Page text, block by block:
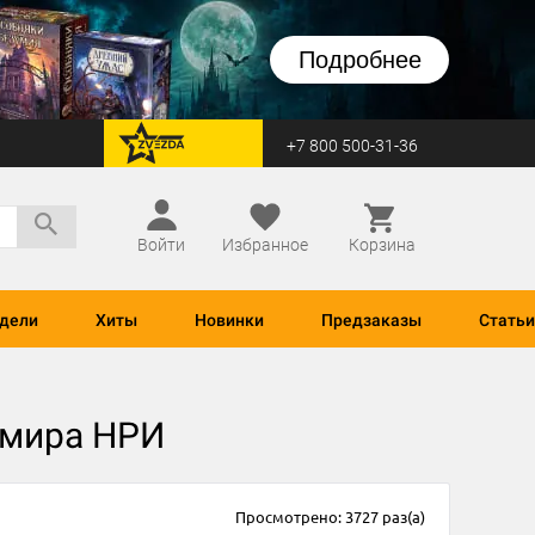
Подробнее
перейти на Zvezda +7 800 500-31-36
Войти Избранное Корзина
Хиты Новинки Предзаказы Статьи
мира НРИ
Просмотрено: 3727 раз(а)